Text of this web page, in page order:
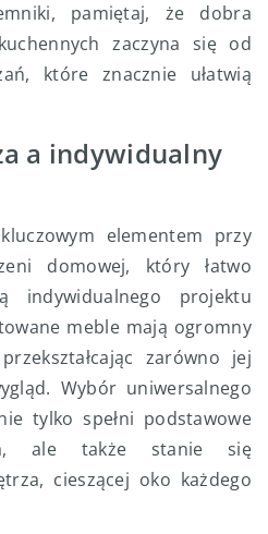
pamiętaj, że dobra
zaczyna się od
które znacznie ułatwią
a indywidualny
elementem przy
domowej, który łatwo
indywidualnego projektu
meble mają ogromny
zarówno jej
Wybór uniwersalnego
tylko spełni podstawowe
ale także stanie się
cieszącej oko każdego